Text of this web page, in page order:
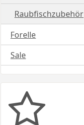
Raubfischzubehör
Forelle
Sale